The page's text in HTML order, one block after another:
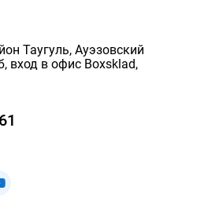
Таугуль, Ауэзовский
вход в офис Boxsklad,